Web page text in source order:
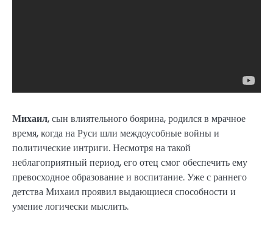
Михаил, сын влиятельного боярина, родился в мрачное
время, когда на Руси шли междоусобные войны и
политические интриги. Несмотря на такой
неблагоприятный период, его отец смог обеспечить ему
превосходное образование и воспитание. Уже с раннего
детства Михаил проявил выдающиеся способности и
умение логически мыслить.